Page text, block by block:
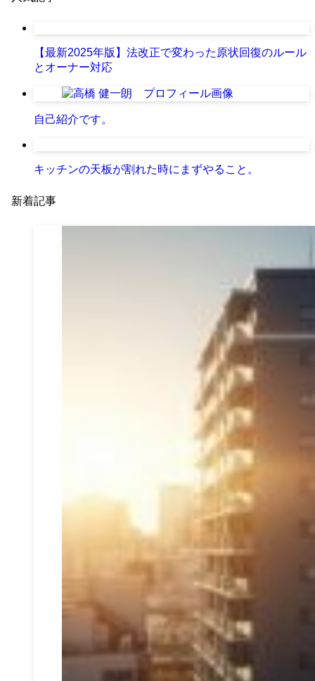
【最新2025年版】法改正で変わった原状回復のルール
とオーナー対応
自己紹介です。
キッチンの天板が割れた時にまずやること。
新着記事